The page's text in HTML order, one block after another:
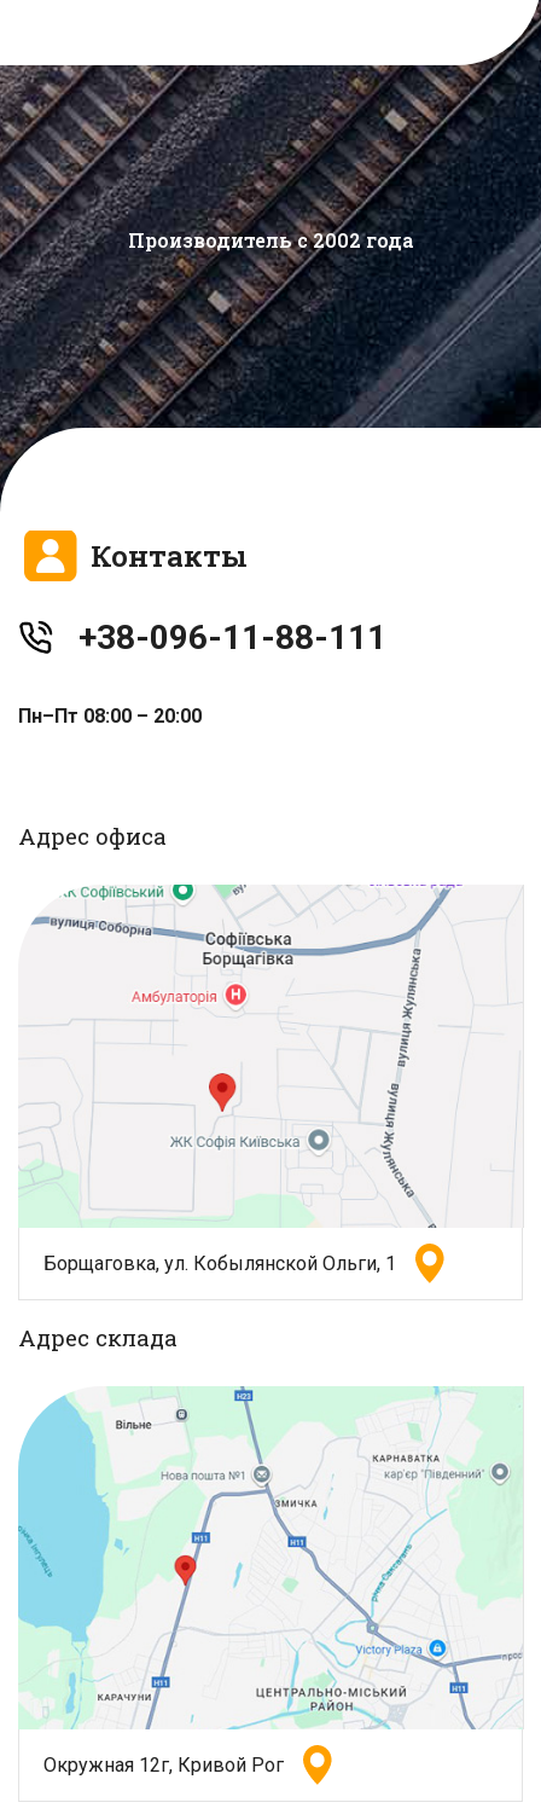
Производитель с 2002 года
Контакты
+38-096-11-88-111
Пн–Пт 08:00 – 20:00
Адрес офиса
Борщаговка, ул. Кобылянской Ольги, 1
Адрес склада
Окружная 12г, Кривой Рог